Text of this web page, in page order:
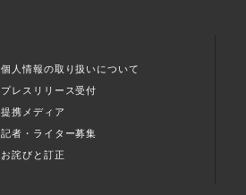
個人情報の取り扱いについて
プレスリリース受付
提携メディア
記者・ライター募集
お詫びと訂正